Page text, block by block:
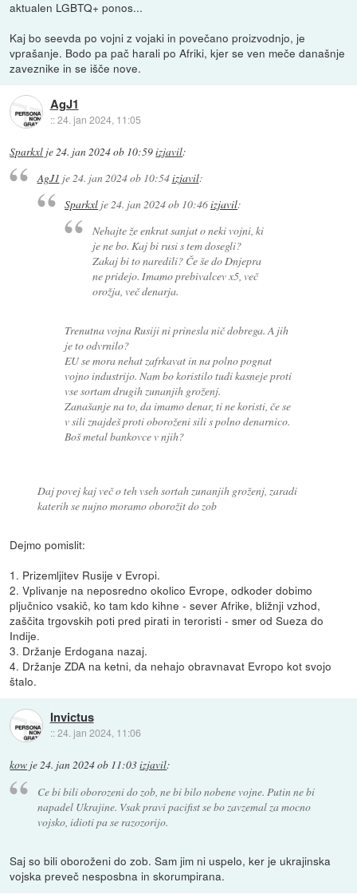
aktualen LGBTQ+ ponos...
Kaj bo seevda po vojni z vojaki in povečano proizvodnjo, je
vprašanje. Bodo pa pač harali po Afriki, kjer se ven meče današnje
zaveznike in se išče nove.
AgJ1
::24. jan 2024, 11:05
Sparkxl je24. jan 2024 ob 10:59izjavil:
AgJ1 je24. jan 2024 ob 10:54izjavil:
Sparkxl je24. jan 2024 ob 10:46izjavil:
Nehajte že enkrat sanjat o neki vojni, ki
je ne bo. Kaj bi rusi s tem dosegli?
Zakaj bi to naredili? Če še do Dnjepra
ne pridejo. Imamo prebivalcev x5, več
orožja, več denarja.
Trenutna vojna Rusiji ni prinesla nič dobrega. A jih
je to odvrnilo?
EU se mora nehat zafrkavat in na polno pognat
vojno industrijo. Nam bo koristilo tudi kasneje proti
vse sortam drugih zunanjih groženj.
Zanašanje na to, da imamo denar, ti ne koristi, če se
v sili znajdeš proti oboroženi sili s polno denarnico.
Boš metal bankovce v njih?
Daj povej kaj več o teh vseh sortah zunanjih groženj, zaradi
katerih se nujno moramo oborožit do zob
Dejmo pomislit:
1. Prizemljitev Rusije v Evropi.
2. Vplivanje na neposredno okolico Evrope, odkoder dobimo
pljučnico vsakič, ko tam kdo kihne - sever Afrike, bližnji vzhod,
zaščita trgovskih poti pred pirati in teroristi - smer od Sueza do
Indije.
3. Držanje Erdogana nazaj.
4. Držanje ZDA na ketni, da nehajo obravnavat Evropo kot svojo
štalo.
Invictus
::24. jan 2024, 11:06
kow je24. jan 2024 ob 11:03izjavil:
Ce bi bili oborozeni do zob, ne bi bilo nobene vojne. Putin ne bi
napadel Ukrajine. Vsak pravi pacifist se bo zavzemal za mocno
vojsko, idioti pa se razozorijo.
Saj so bili oboroženi do zob. Sam jim ni uspelo, ker je ukrajinska
vojska preveč nesposbna in skorumpirana.